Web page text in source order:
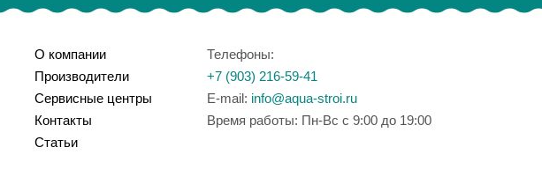
О компании
Производители
Сервисные центры
Контакты
Статьи
Телефоны:
+7 (903) 216-59-41
E-mail: info@aqua-stroi.ru
Время работы: Пн-Вс с 9:00 до 19:00